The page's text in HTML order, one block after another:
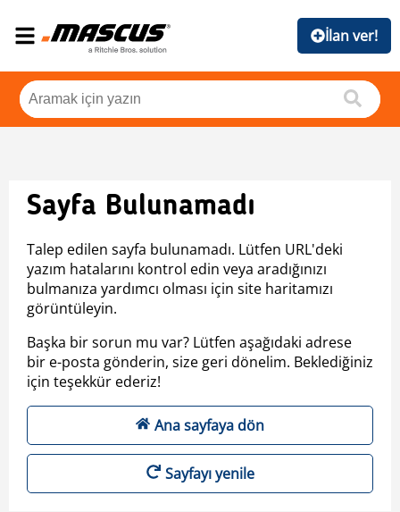
İlan ver!
Sayfa Bulunamadı
Talep edilen sayfa bulunamadı. Lütfen URL'deki
yazım hatalarını kontrol edin veya aradığınızı
bulmanıza yardımcı olması için site haritamızı
görüntüleyin.
Başka bir sorun mu var? Lütfen aşağıdaki adrese
bir e-posta gönderin, size geri dönelim. Beklediğiniz
için teşekkür ederiz!
Ana sayfaya dön
Sayfayı yenile